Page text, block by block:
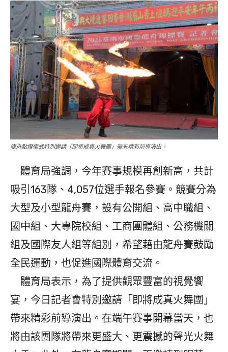
龍舟點燈儀式特別邀請「即將成真火舞團」帶來精彩前導演出。
體育局強調，今年賽事規模再創新高，共計
吸引163隊、4,057位選手報名參賽。競賽分為
大型及小型龍舟賽，設有公開組、高中職組、
國中組、大專院校組、工商團體組、公務機關
組及國際友人組等組別，希望藉由龍舟賽鼓勵
全民運動，也促進國際體育交流。
體育局表示，為了提供觀眾豐富的視覺饗
宴，今日記者會特別邀請「即將成真火舞團」
帶來精彩前導演出。在端午賽事開幕當天，也
將由該團隊將帶來更盛大、更震撼的聲光火舞